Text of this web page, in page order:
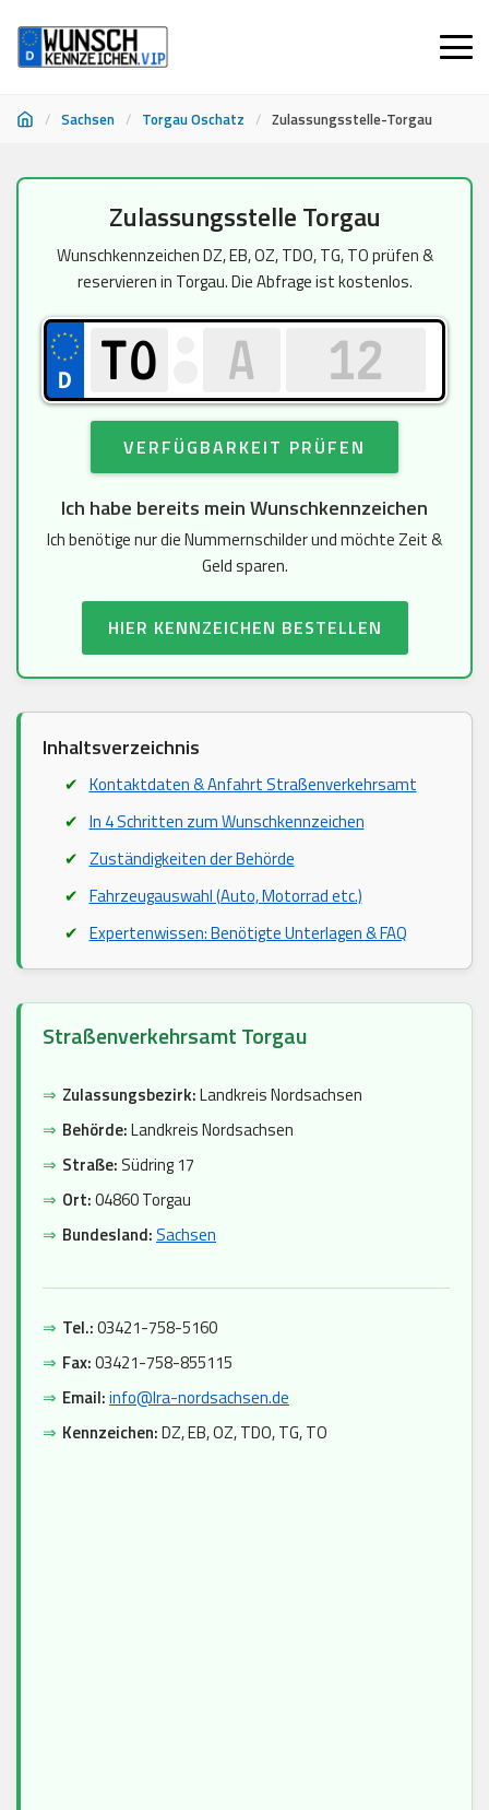
/ Sachsen / Torgau Oschatz / Zulassungsstelle-Torgau
springen
Zulassungsstelle Torgau
Wunschkennzeichen DZ, EB, OZ, TDO, TG, TO prüfen &
reservieren in Torgau. Die Abfrage ist kostenlos.
VERFÜGBARKEIT PRÜFEN
Ich habe bereits mein Wunschkennzeichen
Ich benötige nur die Nummernschilder und möchte Zeit &
Geld sparen.
HIER KENNZEICHEN BESTELLEN
Inhaltsverzeichnis
Kontaktdaten & Anfahrt Straßenverkehrsamt
In 4 Schritten zum Wunschkennzeichen
Zuständigkeiten der Behörde
Fahrzeugauswahl (Auto, Motorrad etc.)
Expertenwissen: Benötigte Unterlagen & FAQ
Straßenverkehrsamt Torgau
⇒ Zulassungsbezirk:Landkreis Nordsachsen
⇒ Behörde:Landkreis Nordsachsen
⇒ Straße: Südring 17
⇒ Ort:04860 Torgau
⇒ Bundesland:Sachsen
⇒ Tel.:03421-758-5160
⇒ Fax:03421-758-855115
⇒ Email:info@lra-nordsachsen.de
⇒ Kennzeichen:DZ, EB, OZ, TDO, TG, TO